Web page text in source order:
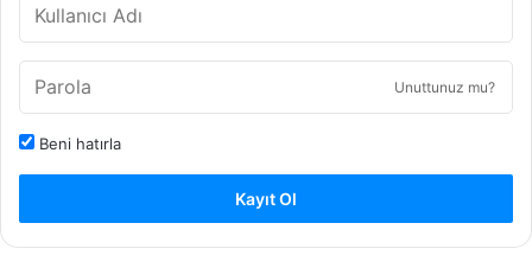
Unuttunuz mu?
Beni hatırla
Kayıt Ol